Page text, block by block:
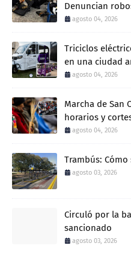
Denuncian
agosto 04, 2026
Triciclos
en una ciudad
agosto 04, 2026
Marcha de San
horarios y
agosto 04, 2026
Trambús:
agosto 03, 2026
Circuló por la
sancionado
agosto 03, 2026